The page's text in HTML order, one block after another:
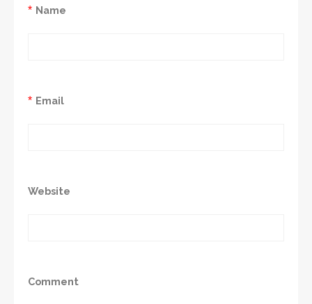
Name
*
Email
*
Website
Comment